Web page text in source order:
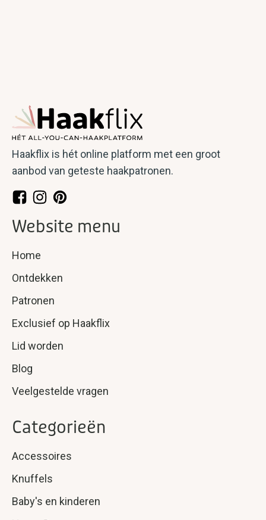
Haakflix is hét online platform met een groot
aanbod van geteste haakpatronen.
Website menu
Home
Ontdekken
Patronen
Exclusief op Haakflix
Lid worden
Blog
Veelgestelde vragen
Categorieën
Accessoires
Knuffels
Baby's en kinderen